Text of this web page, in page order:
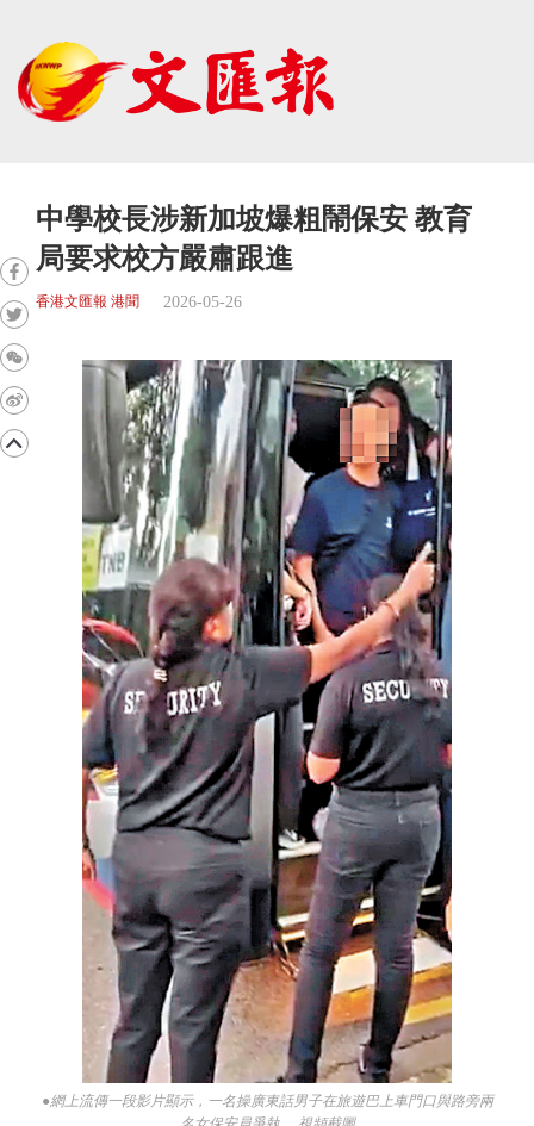
中學校長涉新加坡爆粗鬧保安 教育
局要求校方嚴肅跟進
香港文匯報 港聞 2026-05-26
●網上流傳一段影片顯示，一名操廣東話男子在旅遊巴上車門口與路旁兩